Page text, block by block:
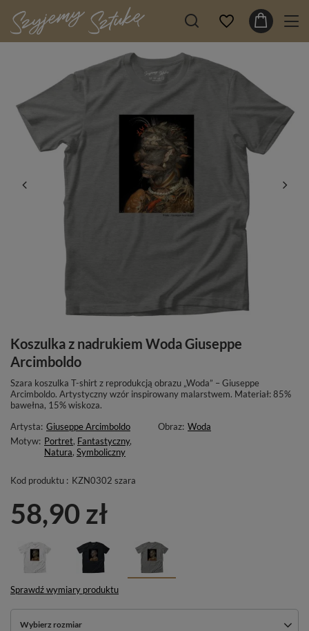
Koszulka z nadrukiem Woda Giuseppe
Arcimboldo
Szara koszulka T-shirt z reprodukcją obrazu „Woda” – Giuseppe
Arcimboldo. Artystyczny wzór inspirowany malarstwem. Materiał: 85%
bawełna, 15% wiskoza.
Artysta: Giuseppe Arcimboldo Obraz: Woda
Motyw: Portret, Fantastyczny,
Natura, Symboliczny
Kod produktu : KZN0302 szara
58,90 zł
Sprawdź wymiary produktu
Wybierz rozmiar